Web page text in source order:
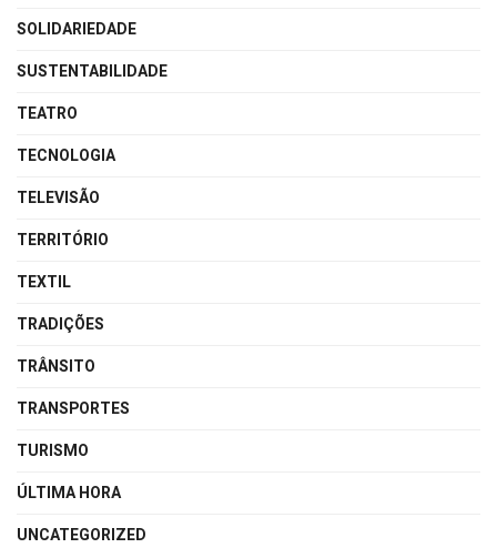
SOLIDARIEDADE
SUSTENTABILIDADE
TEATRO
TECNOLOGIA
TELEVISÃO
TERRITÓRIO
TEXTIL
TRADIÇÕES
TRÂNSITO
TRANSPORTES
TURISMO
ÚLTIMA HORA
UNCATEGORIZED